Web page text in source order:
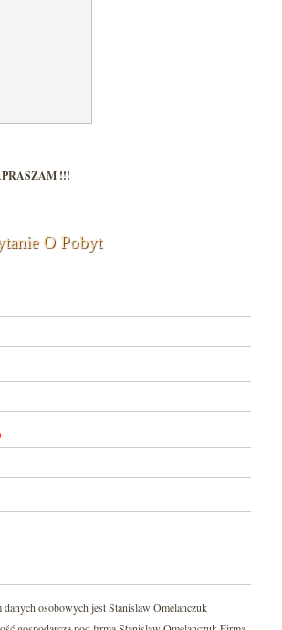
!!!
O Pobyt
osobowych jest Stanislaw Omelanczuk